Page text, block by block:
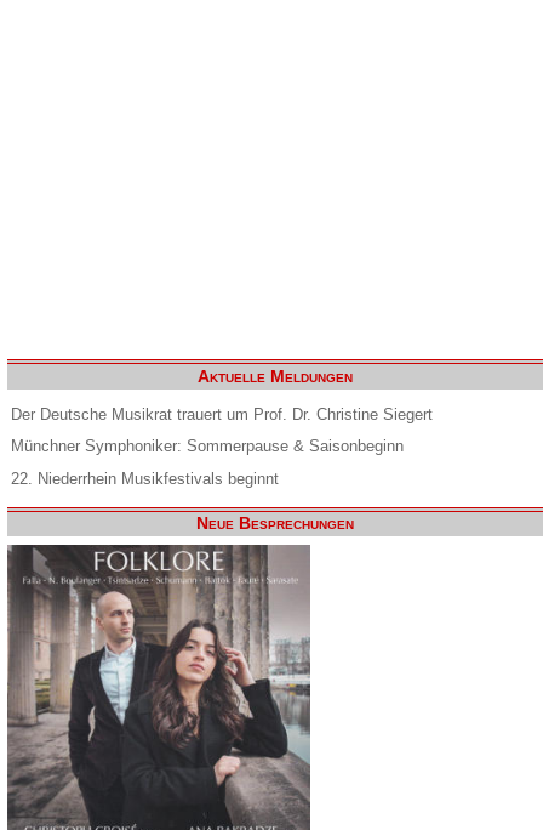
Aktuelle Meldungen
Der Deutsche Musikrat trauert um Prof. Dr. Christine Siegert
Münchner Symphoniker: Sommerpause & Saisonbeginn
22. Niederrhein Musikfestivals beginnt
Neue Besprechungen